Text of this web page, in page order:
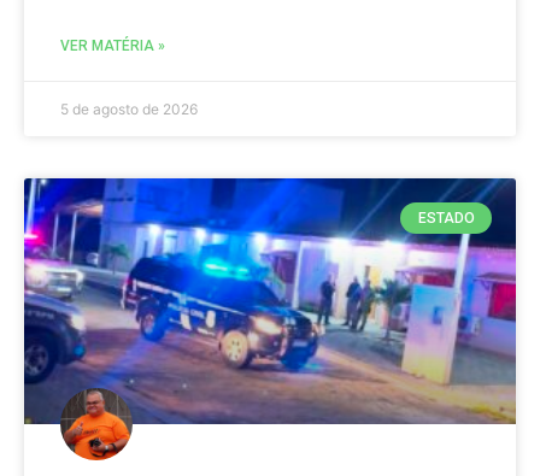
VER MATÉRIA »
5 de agosto de 2026
ESTADO